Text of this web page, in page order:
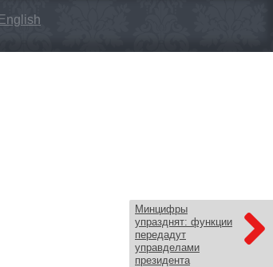
English
Минцифры
упразднят: функции
передадут
управделами
президента